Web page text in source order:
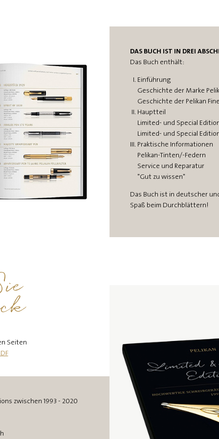
DAS BUCH IST IN DREI
Das Buch enthält:
Einführung
Geschichte der Marke
Geschichte der Pelikan
Hauptteil
Limited- und Special
Limited- und Special
Praktische Informationen
Pelikan-Tinten/-Federn
Service und Reparatur
"Gut zu wissen"
Das Buch ist in deutscher
Spaß beim Durchblättern!
Seiten
zwischen 1993 - 2020